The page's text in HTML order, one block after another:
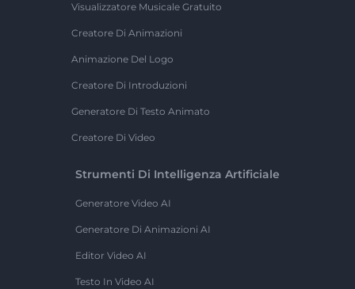
Visualizzatore Musicale Gratuito
Creatore Di Animazioni
Animazione Del Logo
Creatore Di Introduzioni
Generatore Di Testo Animato
Creatore Di Video
Strumenti Di Intelligenza Artificiale
Generatore Video AI
Generatore Di Animazioni AI
Editor Video AI
Testo In Video AI